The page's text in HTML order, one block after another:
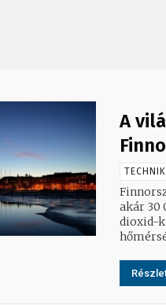
A
akár 30
dioxid-kibocsátást. A